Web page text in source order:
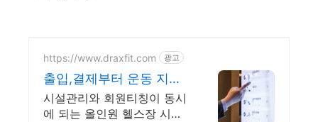
https://www.draxfit.com 광고
출입,결제부터 운동 지도
까지 로그인하면 루틴이
딱!
시설관리와 회원티칭이 동시
에 되는 올인원 헬스장 시스